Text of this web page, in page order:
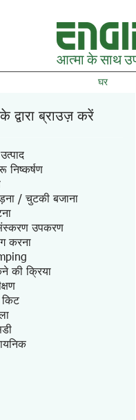
आत्मा के साथ
घर
द्वारा ब्राउज़ करें
निष्कर्षण
/ चुटकी बजाना
उपकरण
करना
की क्रिया